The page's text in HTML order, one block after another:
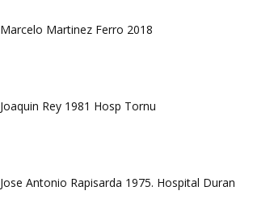
Marcelo Martinez Ferro 2018
Joaquin Rey 1981 Hosp Tornu
Jose Antonio Rapisarda 1975. Hospital Duran